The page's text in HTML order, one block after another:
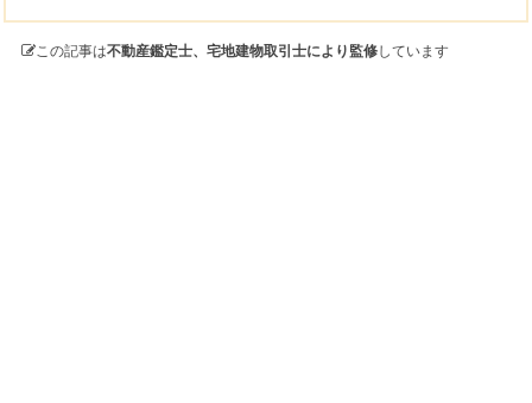
この記事は不動産鑑定士、宅地建物取引士により監修しています